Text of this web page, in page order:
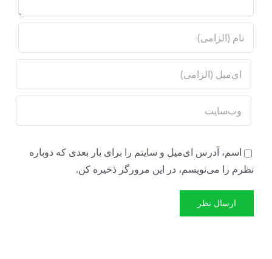
اسم، آدرس ای‌میل و سایتم را برای بار بعدی که دوباره
نظرم را می‌نویسم، در این مرورگر ذخیره کن.